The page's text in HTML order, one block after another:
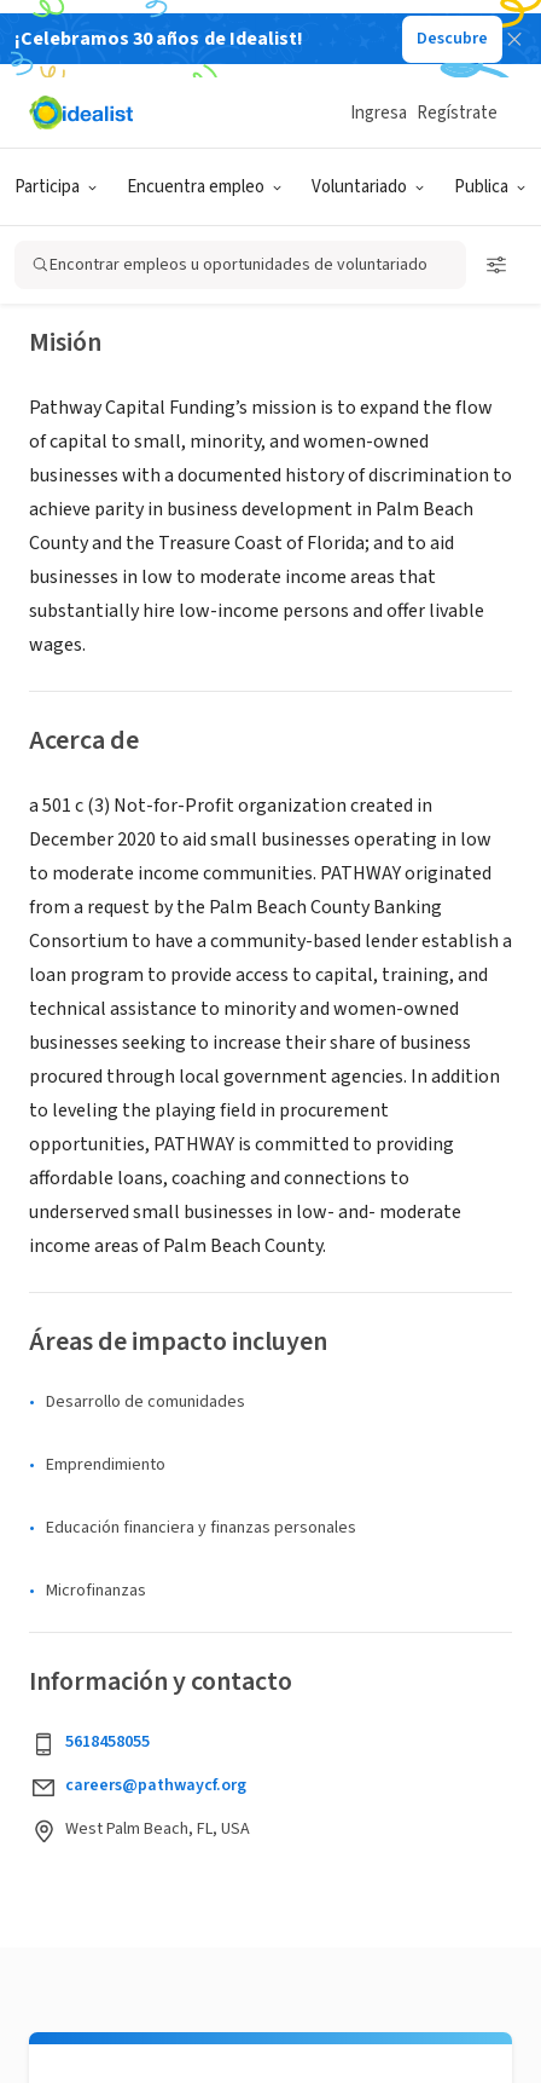
¡Celebramos 30 años de Idealist! Descubre
Participa Encuentra empleo Voluntariado Publica
Ingresa Regístrate
Encontrar empleos u oportunidades de voluntariado
Pathway Capital Funding, Inc.
West Palm Beach, FL www.pathwaycf.org
Misión
Pathway Capital Funding’s mission is to expand the flow
of capital to small, minority, and women-owned
businesses with a documented history of discrimination to
achieve parity in business development in Palm Beach
County and the Treasure Coast of Florida; and to aid
businesses in low to moderate income areas that
substantially hire low-income persons and offer livable
wages.
Acerca de
a 501 c (3) Not-for-Profit organization created in
December 2020 to aid small businesses operating in low
to moderate income communities. PATHWAY originated
from a request by the Palm Beach County Banking
Consortium to have a community-based lender establish a
loan program to provide access to capital, training, and
technical assistance to minority and women-owned
businesses seeking to increase their share of business
procured through local government agencies. In addition
to leveling the playing field in procurement
opportunities, PATHWAY is committed to providing
affordable loans, coaching and connections to
underserved small businesses in low- and- moderate
income areas of Palm Beach County.
Áreas de impacto incluyen
Desarrollo de comunidades
Emprendimiento
Educación financiera y finanzas personales
Microfinanzas
Información y contacto
5618458055
careers@pathwaycf.org
West Palm Beach, FL, USA